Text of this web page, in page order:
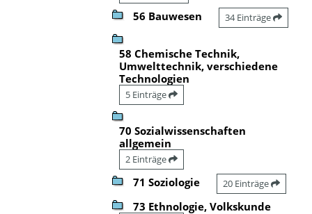
56 Bauwesen 34 Einträge
58 Chemische Technik,
Umwelttechnik, verschiedene
Technologien
5 Einträge
70 Sozialwissenschaften
allgemein
2 Einträge
71 Soziologie 20 Einträge
73 Ethnologie, Volkskunde